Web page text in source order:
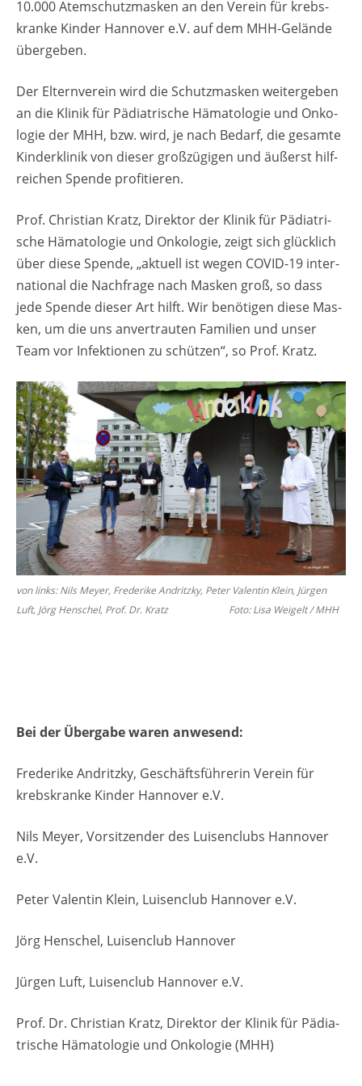
10.000 Atem­schutz­mas­ken an den Ver­ein für krebs­
kran­ke Kin­der Han­no­ver e.V. auf dem MHH-Ge­län­de
über­ge­ben.
Der El­tern­ver­ein wird die Schutz­mas­ken wei­ter­ge­ben
an die Kli­nik für Päd­ia­tri­sche Hä­ma­to­lo­gie und On­ko­
lo­gie der MHH, bzw. wird, je nach Be­darf, die ge­sam­te
Kin­der­kli­nik von die­ser gro­ß­zü­gi­gen und äu­ßerst hilf­
rei­chen Spen­de pro­fi­tie­ren.
Prof. Chris­ti­an Kratz, Di­rek­tor der Kli­nik für Päd­ia­tri­
sche Hä­ma­to­lo­gie und On­ko­lo­gie, zeigt sich glück­lich
über diese Spen­de, „ak­tu­ell ist wegen COVID-19 in­ter­
na­tio­nal die Nach­fra­ge nach Mas­ken groß, so dass
jede Spen­de die­ser Art hilft. Wir be­nö­ti­gen diese Mas­
ken, um die uns an­ver­trau­ten Fa­mi­li­en und unser
Team vor In­fek­tio­nen zu schüt­zen“, so Prof. Kratz.
von links: Nils Meyer, Fre­de­ri­ke An­dritz­ky, Peter Va­len­tin Klein, Jür­gen
Luft, Jörg Hen­schel, Prof. Dr. Kratz Foto: Lisa Wei­gelt / MHH
Bei der Über­ga­be waren an­we­send:
Fre­de­ri­ke An­dritz­ky, Ge­schäfts­füh­re­rin Ver­ein für
krebs­kran­ke Kin­der Han­no­ver e.V.
Nils Meyer, Vor­sit­zen­der des Lui­sen­clubs Han­no­ver
e.V.
Peter Va­len­tin Klein, Lui­sen­club Han­no­ver e.V.
Jörg Hen­schel, Lui­sen­club Han­no­ver
Jür­gen Luft, Lui­sen­club Han­no­ver e.V.
Prof. Dr. Chris­ti­an Kratz, Di­rek­tor der Kli­nik für Päd­ia­
tri­sche Hä­ma­to­lo­gie und On­ko­lo­gie (MHH)